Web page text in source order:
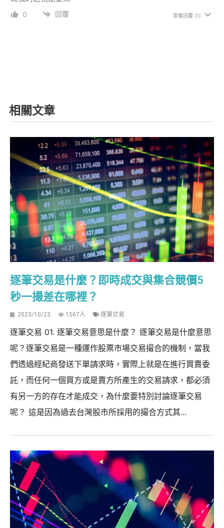
0 回覆 查看回覆 (1)
相關文章
逐筆交易是什麼？即時成交與集合競價5
秒一撮差在哪裡？
2023/10/23 1567人 逐筆交易
逐筆交易 01. 逐筆交易意思是什麼？ 逐筆交易是什麼意思
呢？逐筆交易是一種運作股票市場交易撮合的機制，當我
們透過經紀商發送下單請求時，實際上就是在進行買賣委
託，而任何一個買方或是賣方所產生的交易請求，都必須
有另一方的存在才能成交，為什麼要特別討論逐筆交易
呢？ 這是因為過去台灣股市所採用的撮合方式其...